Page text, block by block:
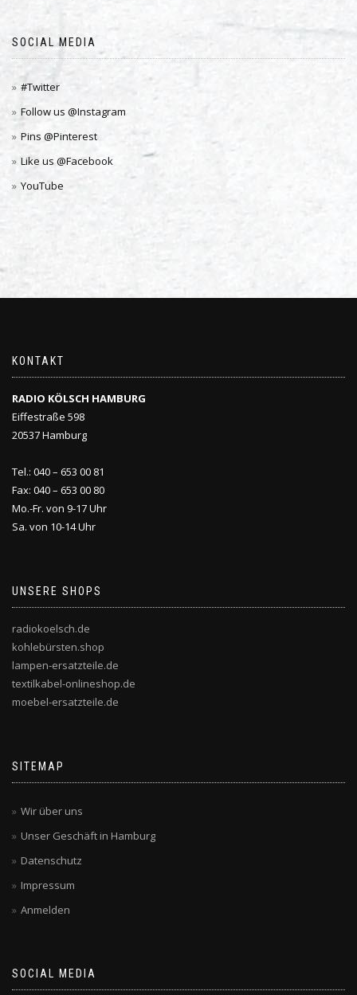
SOCIAL MEDIA
#Twitter
Follow us @Instagram
Pins @Pinterest
Like us @Facebook
YouTube
KONTAKT
RADIO KÖLSCH HAMBURG
Eiffestraße 598
20537 Hamburg
Tel.: 040 – 653 00 81
Fax: 040 – 653 00 80
Mo.-Fr. von 9-17 Uhr
Sa. von 10-14 Uhr
UNSERE SHOPS
radiokoelsch.de
kohlebürsten.shop
lampen-ersatzteile.de
textilkabel-onlineshop.de
moebel-ersatzteile.de
SITEMAP
Wir über uns
Unser Geschäft in Hamburg
Datenschutz
Impressum
Anmelden
SOCIAL MEDIA